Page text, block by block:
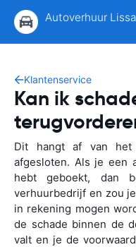
Autoverhuur
Klantenservice
Kan ik
Dit hangt af van
afgesloten. Als je een
hebt geboekt, dan
verhuurbedrijf en zou
in rekening mogen
de schade binnen de
valt en je de